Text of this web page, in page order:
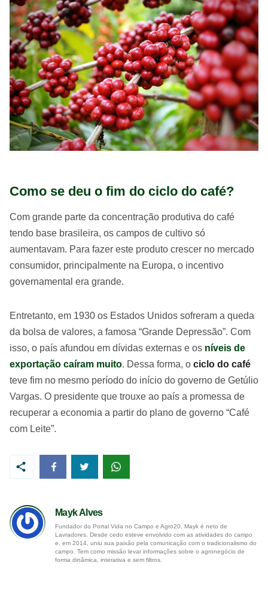
Como se deu o fim do ciclo do café?
Com grande parte da concentração produtiva do café
tendo base brasileira, os campos de cultivo só
aumentavam. Para fazer este produto crescer no mercado
consumidor, principalmente na Europa, o incentivo
governamental era grande.
Entretanto, em 1930 os Estados Unidos sofreram a queda
da bolsa de valores, a famosa “Grande Depressão”. Com
isso, o país afundou em dívidas externas e os níveis de
exportação caíram muito. Dessa forma, o ciclo do café
teve fim no mesmo período do início do governo de Getúlio
Vargas. O presidente que trouxe ao país a promessa de
recuperar a economia a partir do plano de governo “Café
com Leite”.
Mayk Alves
Fundador do Portal Vida no Campo e Agro20, Mayk é neto de
Lavradores. Desde cedo esteve envolvido com as atividades do campo
e, em 2014, uniu sua paixão pela comunicação com o tradicionalismo do
campo. Tem como missão levar informações sobre o agronegócio de
forma dinâmica, interativa e sem filtros.